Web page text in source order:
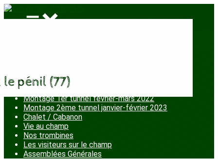
Ateliers enfants
Plantation petits fruits
Montage 1er tunnel février-mars 2022
Montage 2ème tunnel janvier-février 2023
Chalet / Cabanon
Vie au champ
Nos trombines
Les visiteurs sur le champ
Assemblées Générales